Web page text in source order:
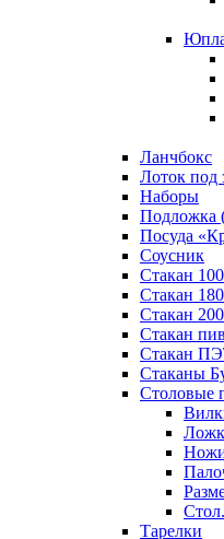
Ланчбокс
Лоток под
Наборы
Подложка
Посуда
Соусник
Стакан
Стакан
Стакан
Стакан
Стакан
Стаканы
Столовые
Тарелки